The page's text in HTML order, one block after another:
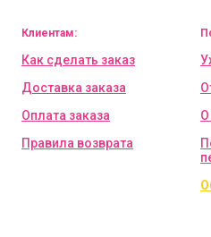
Клиентам:
Как сделать заказ
Доставка заказа
Оплата заказа
Правила возврата
О